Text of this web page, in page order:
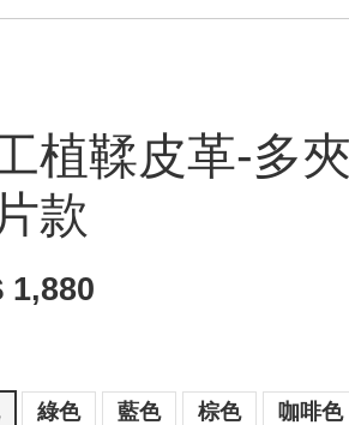
植鞣皮革-多
款
1,880
綠色 藍色 棕色 咖啡色